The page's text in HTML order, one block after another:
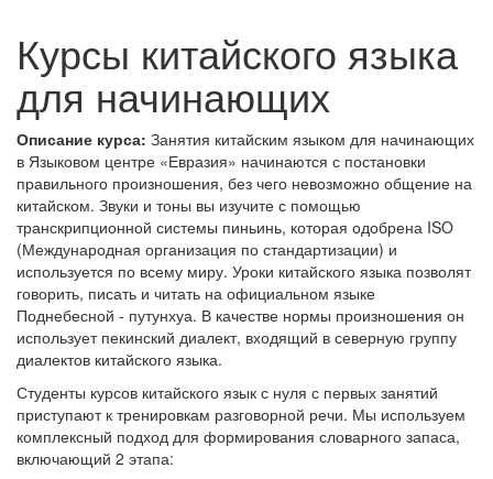
Курсы китайского языка
для начинающих
Описание курса: Занятия китайским языком для начинающих
в Языковом центре «Евразия» начинаются с постановки
правильного произношения, без чего невозможно общение на
китайском. Звуки и тоны вы изучите с помощью
транскрипционной системы пиньинь, которая одобрена ISO
(Международная организация по стандартизации) и
используется по всему миру. Уроки китайского языка позволят
говорить, писать и читать на официальном языке
Поднебесной - путунхуа. В качестве нормы произношения он
использует пекинский диалект, входящий в северную группу
диалектов китайского языка.
Студенты курсов китайского язык с нуля с первых занятий
приступают к тренировкам разговорной речи. Мы используем
комплексный подход для формирования словарного запаса,
включающий 2 этапа: